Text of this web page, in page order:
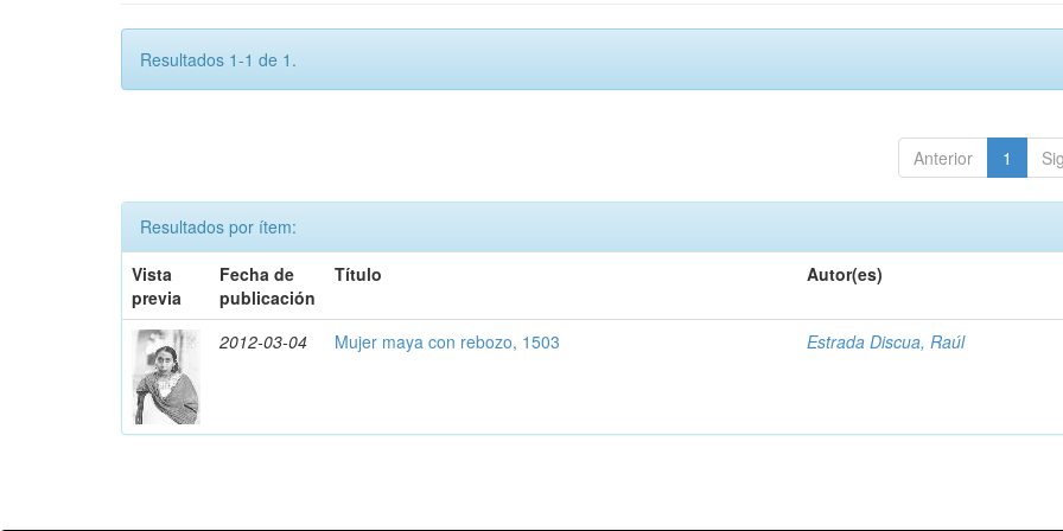
Resultados 1-1 de 1.
Anterior 1
Resultados por ítem:
Vista
previa
Fecha de
publicación
Título Autor(es)
2012-03-04 Mujer maya con rebozo, 1503 Estrada Discua, Raúl